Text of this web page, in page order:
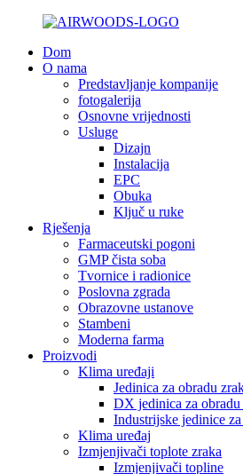
Dom
O nama
Predstavljanje kompanije
fotogalerija
Osnovne vrijednosti
Usluge
Dizajn
Instalacija
EPC
Obuka
Ključ u ruke
Rješenja
Farmaceutski pogoni
GMP čista soba
Tvornice i radionice
Poslovna zgrada
Obrazovne ustanove
Stambeni
Moderna farma
Proizvodi
Klima uređaji
Jedinica za obradu
DX jedinica za obradu
Industrijske jedinice
Klima uređaj
Izmjenjivači toplote zraka
Izmjenjivači topline